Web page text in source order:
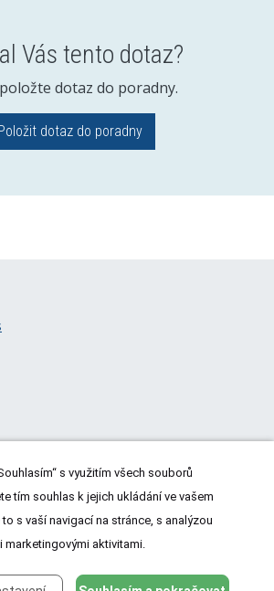
Vás tento dotaz?
dotaz do poradny.
dotaz do poradny
1805-3408
s využitím všech souborů
tím souhlas k jejich ukládání ve vašem
s vaší navigací na stránce, s analýzou
marketingovými aktivitami.